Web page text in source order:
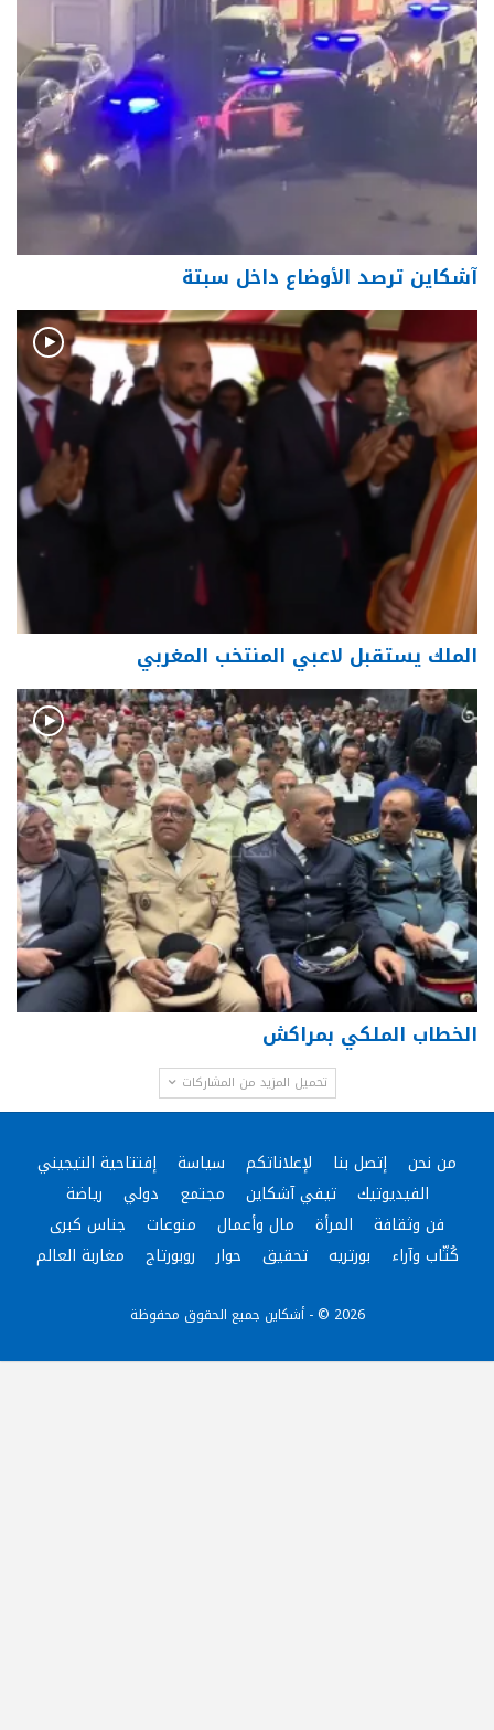
آشكاين ترصد الأوضاع داخل سبتة
الملك يستقبل لاعبي المنتخب المغربي
الخطاب الملكي بمراكش
تحميل المزيد من المشاركات
من نحن إتصل بنا لإعلاناتكم سياسة
إفتتاحية التيجيني
الفيديوتيك
تيفي آشكاين مجتمع دولي
رياضة
فن وثقافة
المرأة مال وأعمال منوعات
جناس كبرى
كُتّاب وآراء
بورتريه تحقيق حوار روبورتاج مغاربة العالم
2026 © - أشكاين جميع الحقوق محفوظة